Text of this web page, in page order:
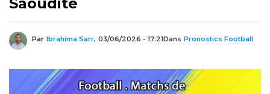
Par Ibrahima Sarr, 03/06/2026 - 17:21Dans Pronostics Football